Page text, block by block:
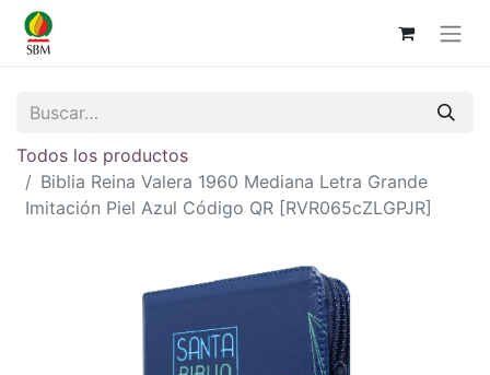
Todos los productos
Biblia Reina Valera 1960 Mediana Letra Grande
Imitación Piel Azul Código QR [RVR065cZLGPJR]